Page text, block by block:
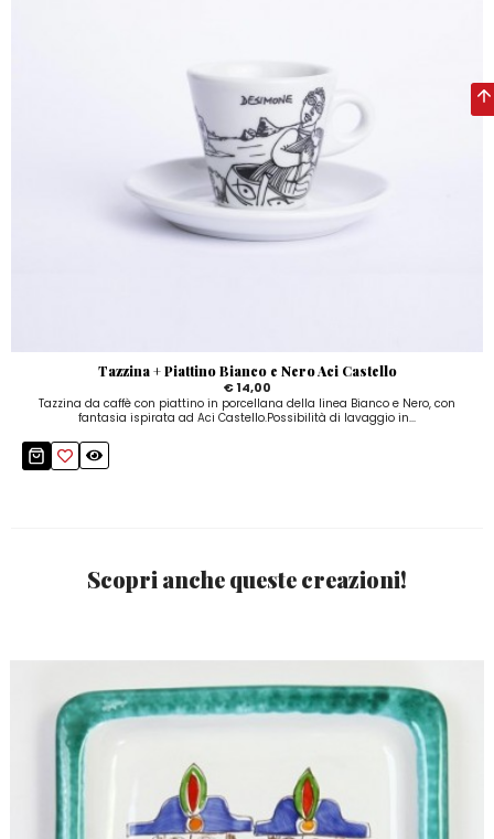
Tazzina + Piattino Bianco e Nero Aci Castello
€ 14,00
Tazzina da caffè con piattino in porcellana della linea Bianco e Nero, con
fantasia ispirata ad Aci Castello.Possibilità di lavaggio in...
Scopri anche queste creazioni!